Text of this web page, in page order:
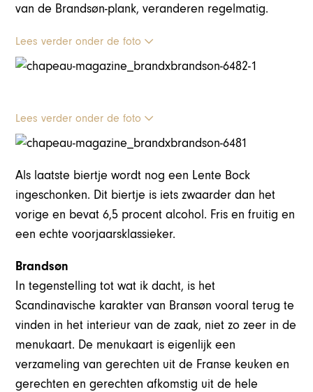
van de Brandsøn-plank, veranderen regelmatig.
Lees verder onder de foto
Lees verder onder de foto
Als laatste biertje wordt nog een Lente Bock
ingeschonken. Dit biertje is iets zwaarder dan het
vorige en bevat 6,5 procent alcohol. Fris en fruitig en
een echte voorjaarsklassieker.
Brandsøn
In tegenstelling tot wat ik dacht, is het
Scandinavische karakter van Bransøn vooral terug te
vinden in het interieur van de zaak, niet zo zeer in de
menukaart. De menukaart is eigenlijk een
verzameling van gerechten uit de Franse keuken en
gerechten en gerechten afkomstig uit de hele